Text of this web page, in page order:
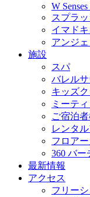
W
スプラ
イマド
アンジ
施設
スパ
バレル
キッズ
ミーテ
ご宿泊
レンタ
フロア
360 バー
最新情報
アクセス
フリー